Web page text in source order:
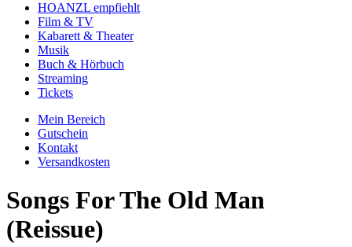
HOANZL empfiehlt
Film & TV
Kabarett & Theater
Musik
Buch & Hörbuch
Streaming
Tickets
Mein Bereich
Gutschein
Kontakt
Versandkosten
Songs For The Old Man
(Reissue)